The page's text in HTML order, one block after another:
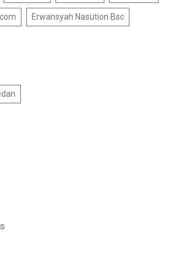
Erwansyah Nasution Bsc